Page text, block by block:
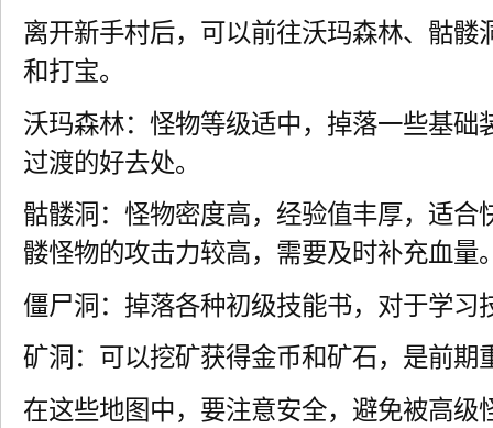
离开新手村后，可以前往沃玛森林、骷髅
和打宝。
沃玛森林：怪物等级适中，掉落一些基础
过渡的好去处。
骷髅洞：怪物密度高，经验值丰厚，适合
髅怪物的攻击力较高，需要及时补充血量
僵尸洞：掉落各种初级技能书，对于学习
矿洞：可以挖矿获得金币和矿石，是前期
在这些地图中，要注意安全，避免被高级